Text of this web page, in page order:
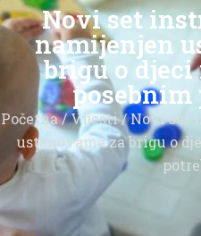
Novi set
namijenjen
brigu o
posebnim
Početna/Vijesti/ Novi set
ustanovama za brigu o